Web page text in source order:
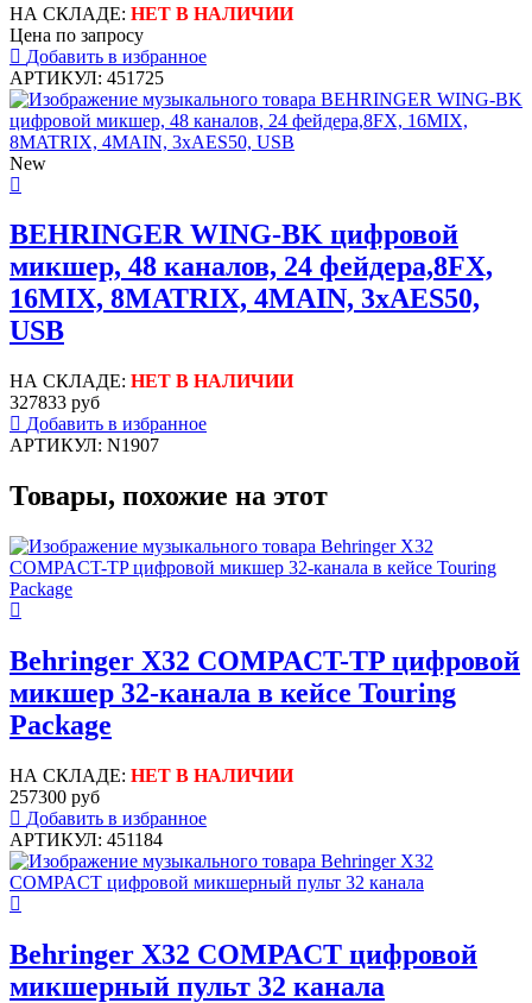
НА СКЛАДЕ: НЕТ В НАЛИЧИИ
Цена по запросу
Добавить в избранное
АРТИКУЛ: 451725
New
BEHRINGER WING-BK цифровой
микшер, 48 каналов, 24 фейдера,8FX,
16MIX, 8MATRIX, 4MAIN, 3хAES50,
USB
НА СКЛАДЕ: НЕТ В НАЛИЧИИ
327833 руб
Добавить в избранное
АРТИКУЛ: N1907
Товары, похожие на этот
Behringer X32 COMPACT-TP цифровой
микшер 32-канала в кейсе Touring
Package
НА СКЛАДЕ: НЕТ В НАЛИЧИИ
257300 руб
Добавить в избранное
АРТИКУЛ: 451184
Behringer X32 COMPACT цифровой
микшерный пульт 32 канала